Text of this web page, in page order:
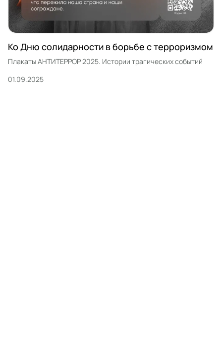
Ко Дню солидарности в борьбе с терроризмом
Плакаты АНТИТЕРРОР 2025. Истории трагических событий
01.09.2025